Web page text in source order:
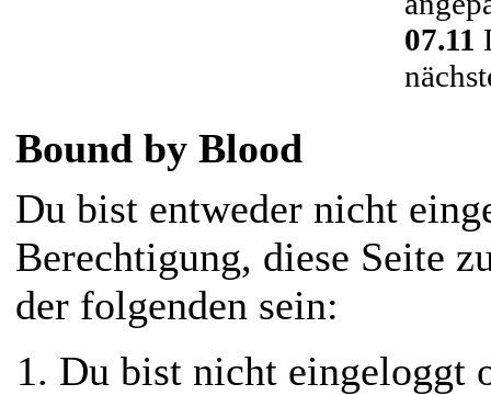
07.11
Bound by Blood
Du bist entweder nicht
Berechtigung, diese Seite
der folgenden sein:
Du bist nicht eingeloggt